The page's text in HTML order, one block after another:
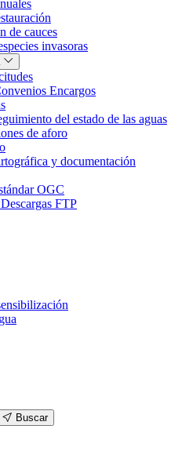
de cauces
invasoras
Encargos
del estado de las aguas
de aforo
y documentación
OGC
FTP
Buscar